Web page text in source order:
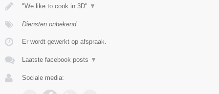
"We like to cook in 3D" ▼
Diensten onbekend
Er wordt gewerkt op afspraak.
Laatste facebook posts ▼
Sociale media: